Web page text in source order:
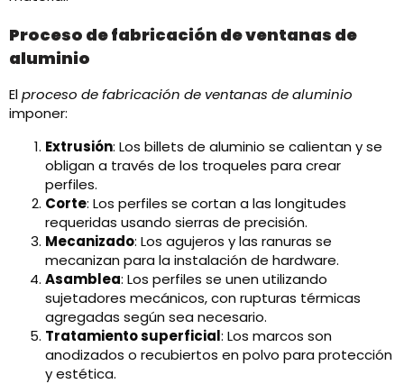
Proceso de fabricación de ventanas de
aluminio
Elproceso de fabricación de ventanas de aluminio
imponer:​
Extrusión: Los billets de aluminio se calientan y se
obligan a través de los troqueles para crear
perfiles.
Corte: Los perfiles se cortan a las longitudes
requeridas usando sierras de precisión.
Mecanizado: Los agujeros y las ranuras se
mecanizan para la instalación de hardware.
Asamblea: Los perfiles se unen utilizando
sujetadores mecánicos, con rupturas térmicas
agregadas según sea necesario.
Tratamiento superficial: Los marcos son
anodizados o recubiertos en polvo para protección
y estética.